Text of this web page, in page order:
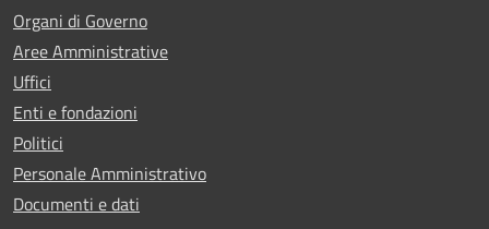
Organi di Governo
Aree Amministrative
Uffici
Enti e fondazioni
Politici
Personale Amministrativo
Documenti e dati